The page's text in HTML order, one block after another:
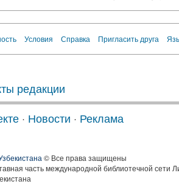
Условия Справка Пригласить друга
редакции
· Новости · Реклама
© Все права защищены
часть международной библиотечной сети